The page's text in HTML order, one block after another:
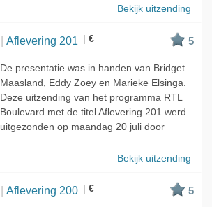
Bekijk uitzending
Aflevering 201 € 5
De presentatie was in handen van Bridget
Maasland, Eddy Zoey en Marieke Elsinga.
Deze uitzending van het programma RTL
Boulevard met de titel Aflevering 201 werd
uitgezonden op maandag 20 juli door
Bekijk uitzending
Aflevering 200 € 5